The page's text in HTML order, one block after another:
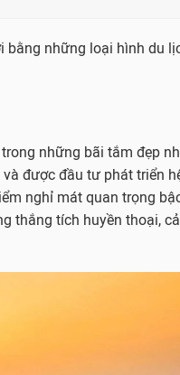
bằng những loại hình du
những bãi tắm đẹp
được đầu tư phát triển
nghỉ mát quan trọng
thắng tích huyền thoại,